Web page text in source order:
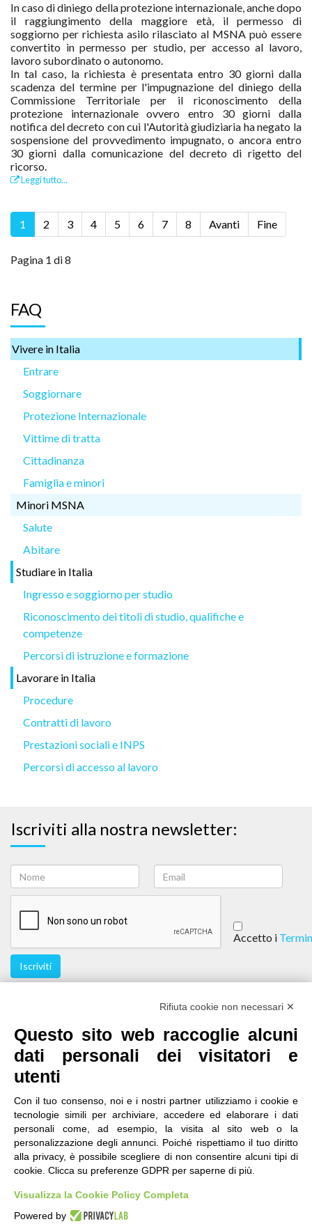
In caso di diniego della protezione internazionale, anche dopo
il raggiungimento della maggiore età, il permesso di
soggiorno per richiesta asilo rilasciato al MSNA può essere
convertito in permesso per studio, per accesso al lavoro,
lavoro subordinato o autonomo.
In tal caso, la richiesta è presentata entro 30 giorni dalla
scadenza del termine per l'impugnazione del diniego della
Commissione Territoriale per il riconoscimento della
protezione internazionale ovvero entro 30 giorni dalla
notifica del decreto con cui l'Autorità giudiziaria ha negato la
sospensione del provvedimento impugnato, o ancora entro
30 giorni dalla comunicazione del decreto di rigetto del
ricorso.
Leggi tutto...
1 2 3 4 5 6 7 8 Avanti Fine
Pagina 1 di 8
FAQ
Vivere in Italia
Entrare
Soggiornare
Protezione Internazionale
Vittime di tratta
Cittadinanza
Famiglia e minori
Minori MSNA
Salute
Abitare
Studiare in Italia
Ingresso e soggiorno per studio
Riconoscimento dei titoli di studio, qualifiche e
competenze
Percorsi di istruzione e formazione
Lavorare in Italia
Procedure
Contratti di lavoro
Prestazioni sociali e INPS
Percorsi di accesso al lavoro
Iscriviti alla nostra newsletter:
Accetto i
Iscriviti
contatti| qualità accessibilità |privacy|
note legali
IRES Piemonte - Istituto di Ricerche Economico
Sociali del Piemonte
Via Nizza 18, 10125 Torino - C.F.80084650011
P.Iva 04328830015
© 2018 All Rights Reserved
Rifiuta cookie non necessari ✕
Questo sito web raccoglie alcuni
dati personali dei visitatori e
utenti
Con il tuo consenso, noi e i nostri partner utilizziamo i cookie e
tecnologie simili per archiviare, accedere ed elaborare i dati
personali come, ad esempio, la visita al sito web o la
personalizzazione degli annunci. Poiché rispettiamo il tuo diritto
alla privacy, è possibile scegliere di non consentire alcuni tipi di
cookie. Clicca su preferenze GDPR per saperne di più.
Visualizza la Cookie Policy Completa
Powered by